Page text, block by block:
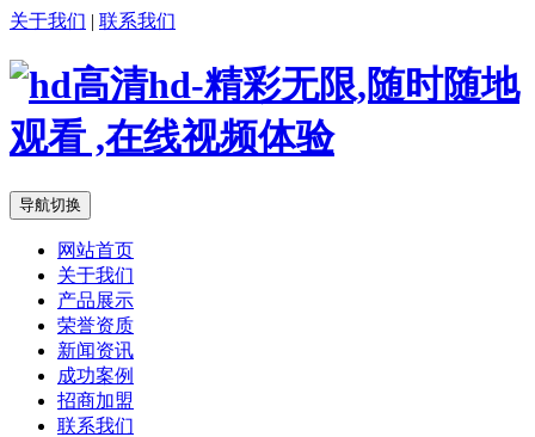
关于我们 | 联系我们
导航切换
网站首页
关于我们
产品展示
荣誉资质
新闻资讯
成功案例
招商加盟
联系我们